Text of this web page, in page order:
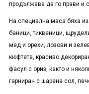
продължава да го прави и
На специална маса бяха
баници, тиквеници,
мед и орехи, лозови и
кюфтета, красиво
фасул с ориз, както и
гарниран с шарена сол,